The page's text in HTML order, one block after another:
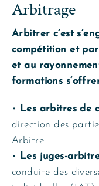
Arbitrage
Arbitrer c’est
compétition et
et au
formations
• Les arbitres de
direction des
Arbitre.
•
Les juges-
conduite des